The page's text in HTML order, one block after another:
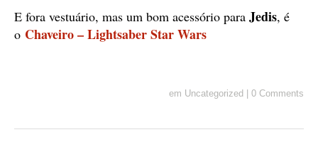
E fora vestuário, mas um bom acessório para Jedis, é
o Chaveiro – Lightsaber Star Wars
em Uncategorized 0 Comments